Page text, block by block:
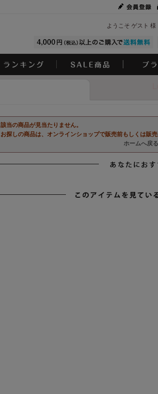
ようこそ ゲスト 様
該当の商品が見当たりません。
お探しの商品は、オンラインショップで販売前もしくは販売
ホームへ戻る